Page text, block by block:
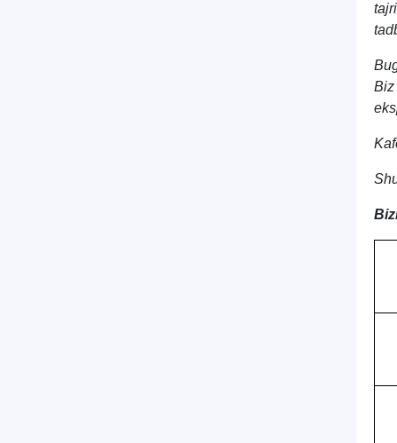
Biz